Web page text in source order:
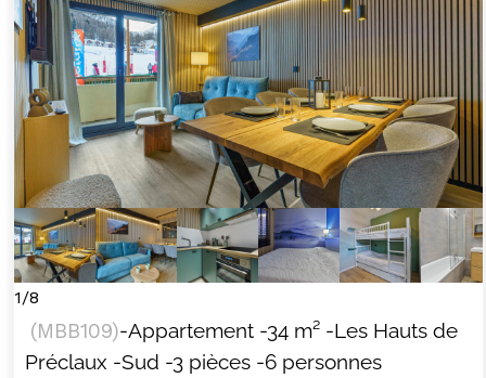
1/8
(MBB109)-Appartement -34 m² -Les Hauts de
Préclaux -Sud -3 pièces -6 personnes